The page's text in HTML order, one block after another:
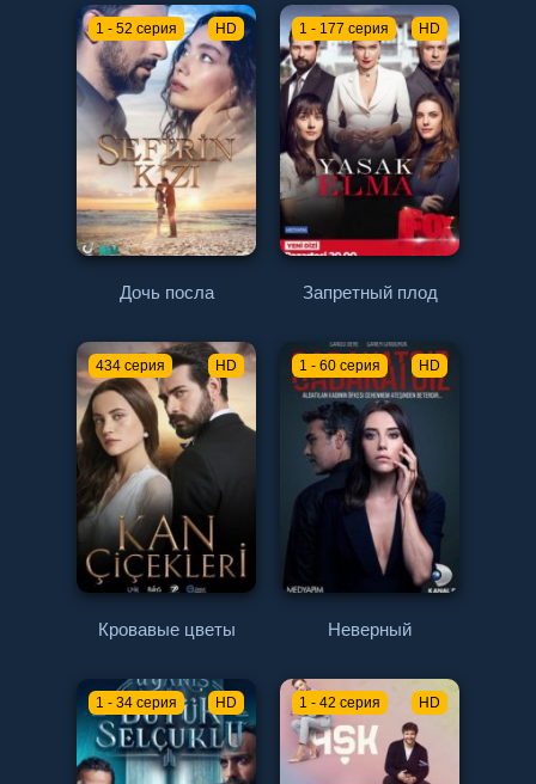
1 - 52 серия HD
Дочь посла
1 - 177 серия HD
Запретный плод
434 серия HD
Кровавые цветы
1 - 60 серия HD
Неверный
1 - 34 серия HD 1 - 42 серия HD